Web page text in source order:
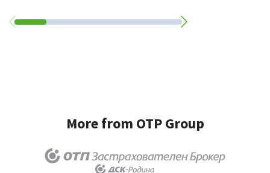
More from OTP Group